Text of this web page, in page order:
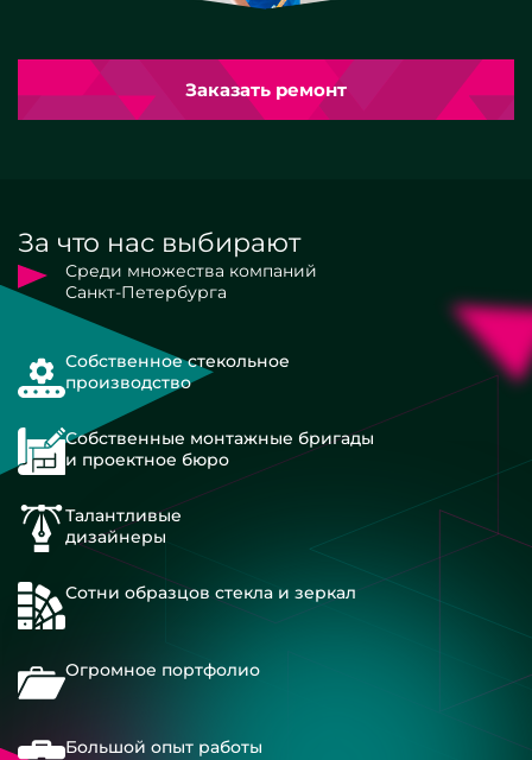
Заказать ремонт
За что нас выбирают
Среди множества компаний
Санкт-Петербурга
Собственное стекольное
производство
Собственные монтажные бригады
и проектное бюро
Талантливые
дизайнеры
Сотни образцов стекла и зеркал
Огромное портфолио
Большой опыт работы